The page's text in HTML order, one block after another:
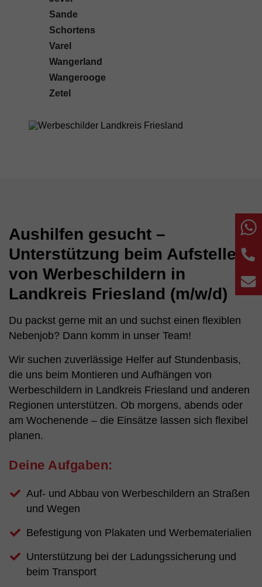
Sande
Schortens
Varel
Wangerland
Wangerooge
Zetel
Aushilfen gesucht –
Unterstützung beim Aufstellen
von Werbeschildern in
Landkreis Friesland (m/w/d)
Du packst gerne mit an und suchst einen flexiblen
Nebenjob? Dann komm in unser Team!
Wir suchen zuverlässige Helfer auf Stundenbasis,
die uns beim Montieren und Aufhängen von
Werbeschildern in Landkreis Friesland und anderen
Regionen unterstützen. Ob morgens, abends oder
am Wochenende – die Einsätze lassen sich flexibel
planen.
Deine Aufgaben:
Auf- und Abbau von Werbeschildern an Straßen
und Wegen
Befestigung von Plakaten und Werbematerialien
Unterstützung bei der Ladungssicherung und
beim Transport